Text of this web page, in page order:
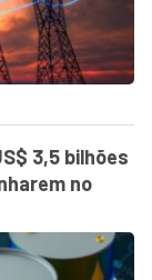
3,5 bilhões
no